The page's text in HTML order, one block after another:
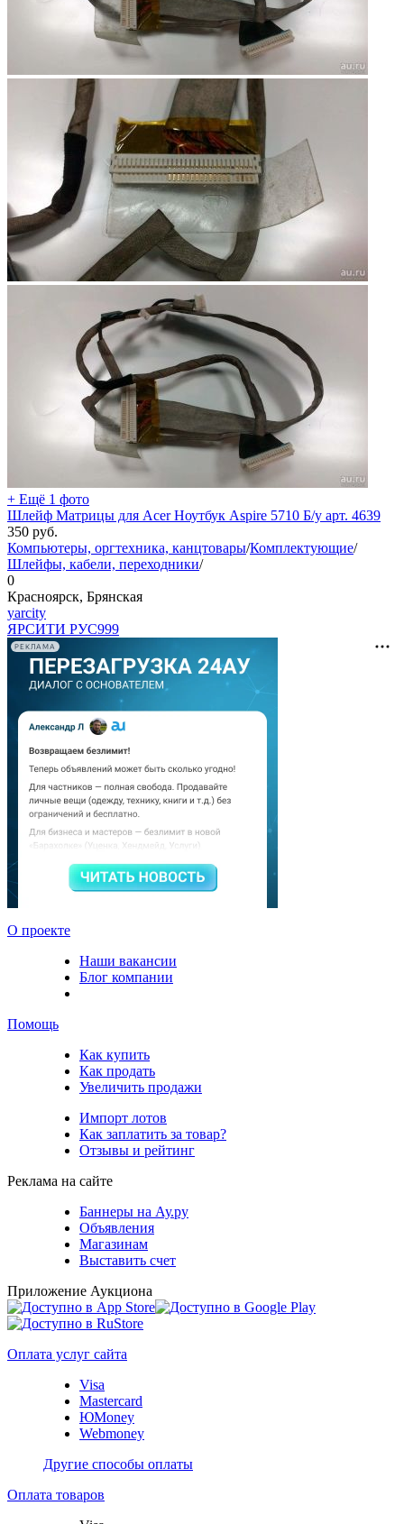
+ Ещё 1 фото
Шлейф Матрицы для Acer Ноутбук Aspire 5710 Б/у арт. 4639
350 руб.
Компьютеры, оргтехника, канцтовары/Комплектующие/
Шлейфы, кабели, переходники/
0
Красноярск, Брянская
yarcity
ЯРСИТИ РУС999
РЕКЛАМА
О проекте
Наши вакансии
Блог компании
Помощь
Как купить
Как продать
Увеличить продажи
Импорт лотов
Как заплатить за товар?
Отзывы и рейтинг
Реклама на сайте
Баннеры на Ау.ру
Объявления
Магазинам
Выставить счет
Приложение Аукциона
Оплата услуг сайта
Visa
Mastercard
ЮMoney
Webmoney
Другие способы оплаты
Оплата товаров